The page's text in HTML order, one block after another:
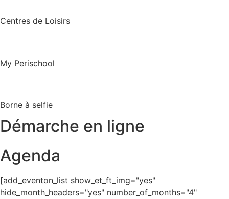
Centres de Loisirs
My Perischool
Borne à selfie
Démarche en ligne
Agenda
[add_eventon_list show_et_ft_img="yes"
hide_month_headers="yes" number_of_months="4"